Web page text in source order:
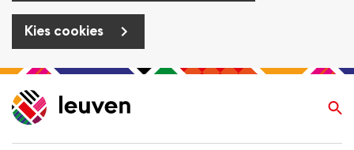
Kies cookies
Overslaan
en
naar